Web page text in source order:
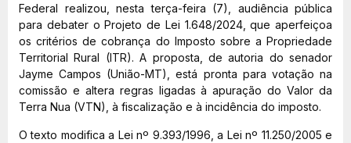
Federal realizou, nesta terça-feira (7), audiência pública
para debater o Projeto de Lei 1.648/2024, que aperfeiçoa
os critérios de cobrança do Imposto sobre a Propriedade
Territorial Rural (ITR). A proposta, de autoria do senador
Jayme Campos (União-MT), está pronta para votação na
comissão e altera regras ligadas à apuração do Valor da
Terra Nua (VTN), à fiscalização e à incidência do imposto.
O texto modifica a Lei nº 9.393/1996, a Lei nº 11.250/2005 e